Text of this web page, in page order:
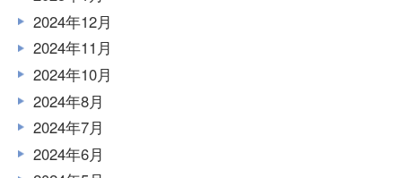
2024年12月
2024年11月
2024年10月
2024年8月
2024年7月
2024年6月